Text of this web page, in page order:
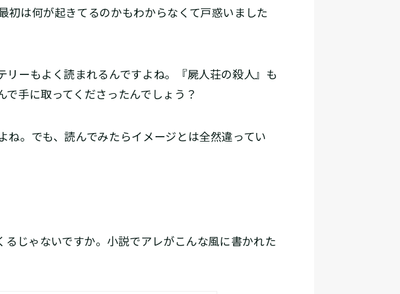
初は何が起きてるのかもわからなくて戸惑いました
ーもよく読まれるんですよね。『屍人荘の殺人』も
手に取ってくださったんでしょう？
。でも、読んでみたらイメージとは全然違ってい
じゃないですか。小説でアレがこんな風に書かれた